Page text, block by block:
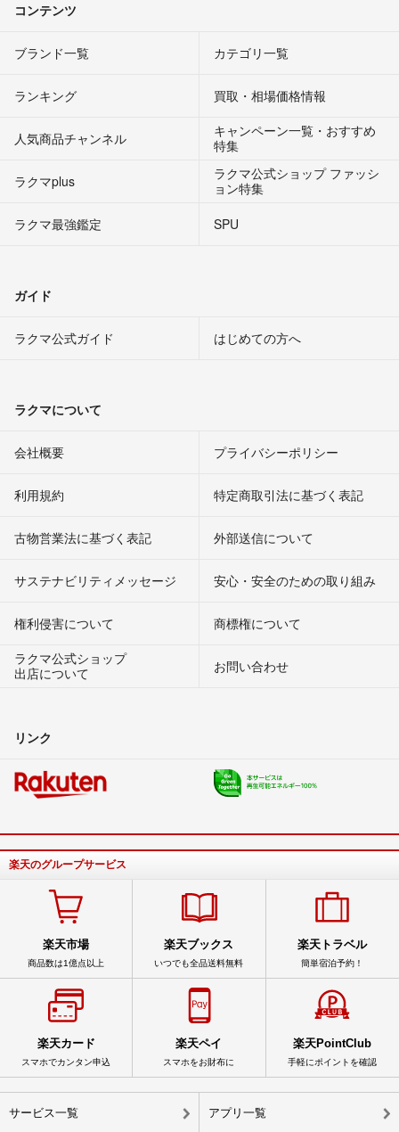
コンテンツ
ブランド一覧 カテゴリ一覧
ランキング 買取・相場価格情報
人気商品チャンネル
キャンペーン一覧・おすすめ
特集
ラクマplus
ラクマ公式ショップ ファッシ
ョン特集
ラクマ最強鑑定
SPU
ガイド
ラクマ公式ガイド はじめての方へ
ラクマについて
会社概要 プライバシーポリシー
利用規約 特定商取引法に基づく表記
古物営業法に基づく表記 外部送信について
サステナビリティメッセージ 安心・安全のための取り組み
権利侵害について
商標権について
ラクマ公式ショップ
出店について
お問い合わせ
リンク
楽天のグループサービス
楽天市場
商品数は1億点以上
楽天ブックス
いつでも全品送料無料
楽天トラベル
簡単宿泊予約！
楽天カード
スマホでカンタン申込
楽天ペイ
スマホをお財布に
楽天PointClub
手軽にポイントを確認
サービス一覧 アプリ一覧